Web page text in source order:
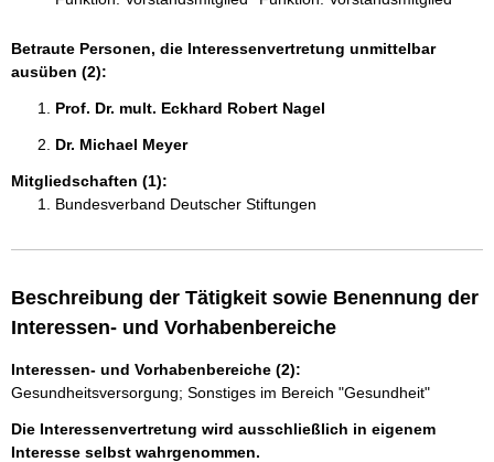
Betraute Personen, die Interessenvertretung unmittelbar
ausüben (2):
Prof. Dr. mult. Eckhard Robert Nagel
Dr. Michael Meyer
Mitgliedschaften (1):
Bundesverband Deutscher Stiftungen
Beschreibung der Tätigkeit sowie Benennung der
Interessen- und Vorhabenbereiche
Interessen- und Vorhabenbereiche (2):
Gesundheitsversorgung; Sonstiges im Bereich "Gesundheit"
Die Interessenvertretung wird ausschließlich in eigenem
Interesse selbst wahrgenommen.